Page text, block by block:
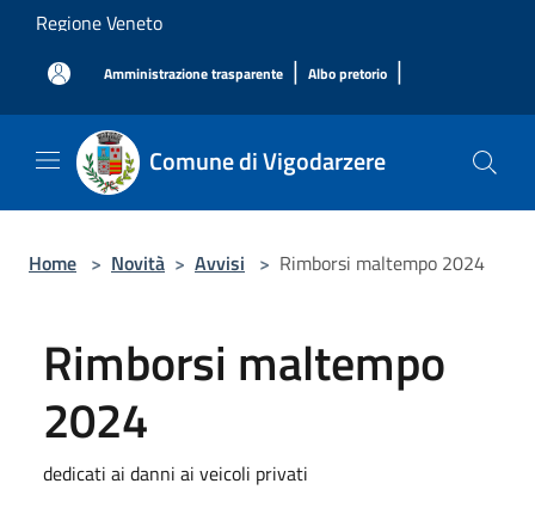
Salta al contenuto principale
Regione Veneto
Amministrazione trasparente | Albo pretorio |
Comune di Vigodarzere
Home > Novità > Avvisi > Rimborsi maltempo 2024
Rimborsi maltempo
2024
dedicati ai danni ai veicoli privati